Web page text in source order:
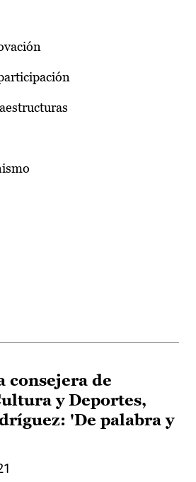
consejera de
y Deportes,
'De palabra y